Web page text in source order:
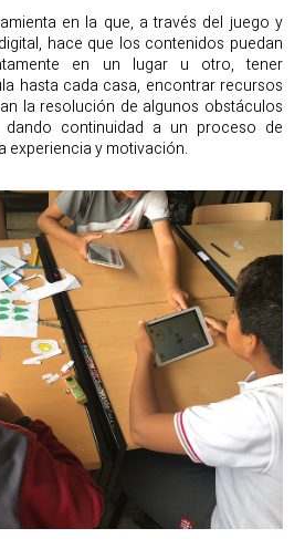
en la que, a través del juego y
hace que los contenidos puedan
en un lugar u otro, tener
hasta cada casa, encontrar recursos
la resolución de algunos obstáculos
dando continuidad a un proceso de
experiencia y motivación.